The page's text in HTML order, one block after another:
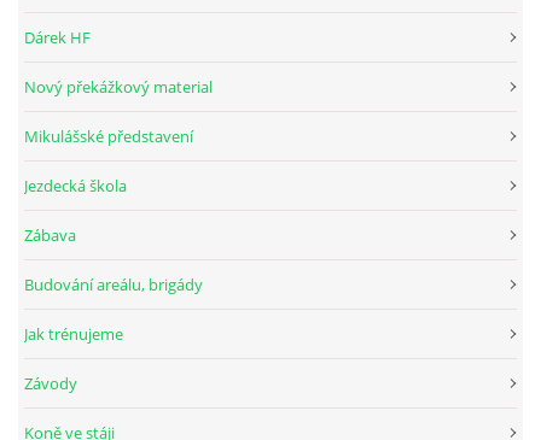
Dárek HF
Nový překážkový material
Mikulášské představení
Jezdecká škola
Zábava
Budování areálu, brigády
Jak trénujeme
Závody
Koně ve stáji